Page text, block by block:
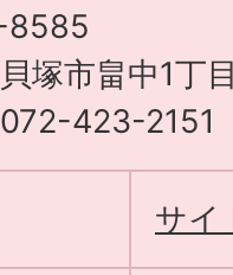
8585
塚市畠中1丁
423-2151
サイ